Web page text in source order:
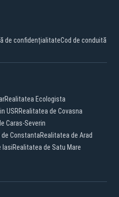
de confidențialitateCod de conduită
Realitatea Ecologista
USRRealitatea de Covasna
Caras-Severin
ConstantaRealitatea de Arad
IasiRealitatea de Satu Mare